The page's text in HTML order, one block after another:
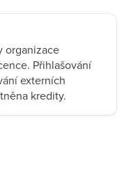
organizace
Přihlašování
externích
kredity.